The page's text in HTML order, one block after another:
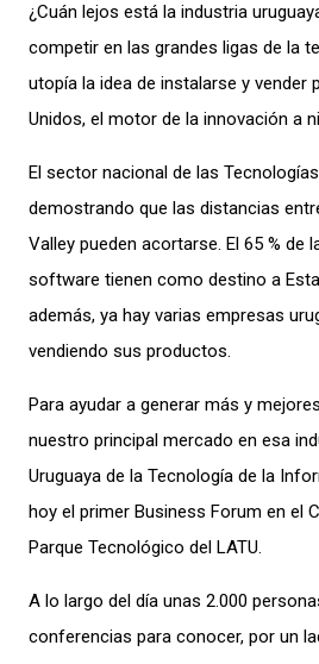
¿Cuán lejos está la industria
competir en las grandes ligas de la
utopía la idea de instalarse y vender
Unidos, el motor de la innovación a
El sector nacional de las
demostrando que las distancias
Valley pueden acortarse. El 65 % de
software tienen como destino a
además, ya hay varias empresas
vendiendo sus productos.
Para ayudar a generar más y
nuestro principal mercado en esa
Uruguaya de la Tecnología de la
hoy el primer Business Forum en el
Parque Tecnológico del LATU.
A lo largo del día unas 2.000
conferencias para conocer, por un